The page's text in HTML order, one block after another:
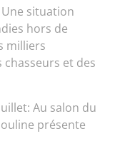
Une situation
hors de
milliers
chasseurs et des
Au salon du
présente